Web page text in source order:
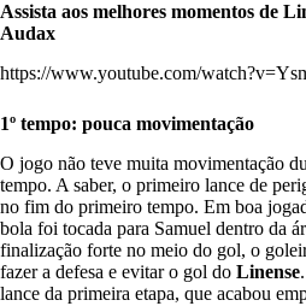
Assista aos melhores momentos de
Audax
https://www.youtube.com/
1º tempo: pouca movimentação
O jogo não teve muita movimentação
tempo. A saber, o primeiro lance de
no fim do primeiro tempo. Em boa
bola foi tocada para Samuel dentro da
finalização forte no meio do gol, o
fazer a defesa e evitar o gol do Linense
lance da primeira etapa, que acabou